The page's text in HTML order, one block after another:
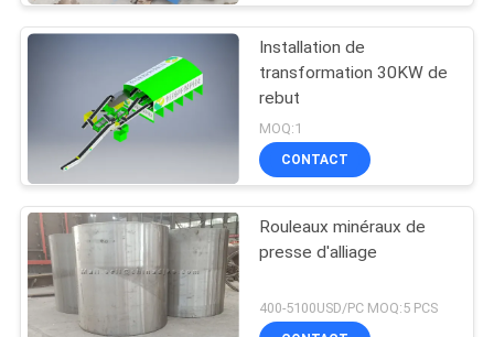
Installation de
transformation 30KW de
rebut
MOQ:1
CONTACT
Rouleaux minéraux de
presse d'alliage
400-5100USD/PC MOQ:5 PCS